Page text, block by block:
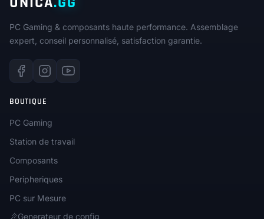
PC Gaming & composants haute performance. Assemblage
expert, conseil personnalisé, satisfaction garantie.
BOUTIQUE
PC Gaming
Station de travail
Composants
Peripheriques
PC sur Mesure
Generateur de config